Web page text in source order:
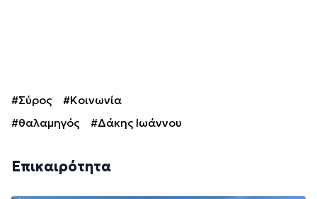
#Σύρος
#Κοινωνία
#θαλαμηγός
#Δάκης Ιωάννου
Επικαιρότητα